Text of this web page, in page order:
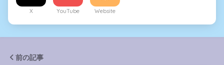
X YouTube Website
前の記事